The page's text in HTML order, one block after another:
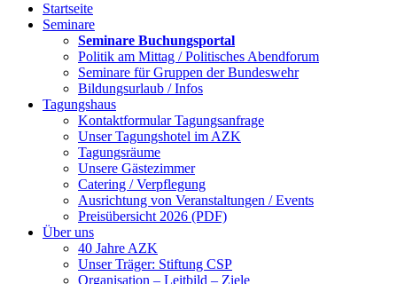
Startseite
Seminare
Seminare Buchungsportal
Politik am Mittag / Politisches Abendforum
Seminare für Gruppen der Bundeswehr
Bildungsurlaub / Infos
Tagungshaus
Kontaktformular Tagungsanfrage
Unser Tagungshotel im AZK
Tagungsräume
Unsere Gästezimmer
Catering / Verpflegung
Ausrichtung von Veranstaltungen / Events
Preisübersicht 2026 (PDF)
Über uns
40 Jahre AZK
Unser Träger: Stiftung CSP
Organisation – Leitbild – Ziele